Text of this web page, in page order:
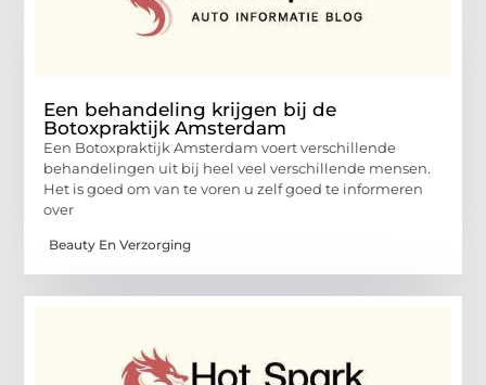
Een behandeling krijgen bij de
Botoxpraktijk Amsterdam
Een Botoxpraktijk Amsterdam voert verschillende
behandelingen uit bij heel veel verschillende mensen.
Het is goed om van te voren u zelf goed te informeren
over
Beauty En Verzorging